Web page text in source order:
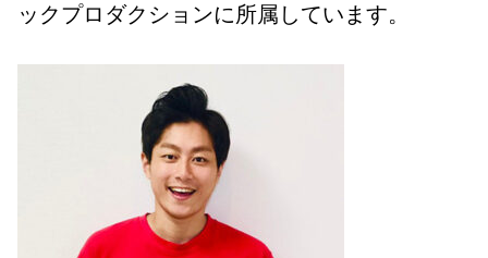
ックプロダクションに所属しています。